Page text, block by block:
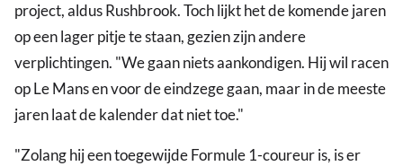
project, aldus Rushbrook. Toch lijkt het de komende jaren
op een lager pitje te staan, gezien zijn andere
verplichtingen. "We gaan niets aankondigen. Hij wil racen
op Le Mans en voor de eindzege gaan, maar in de meeste
jaren laat de kalender dat niet toe."
"Zolang hij een toegewijde Formule 1-coureur is, is er